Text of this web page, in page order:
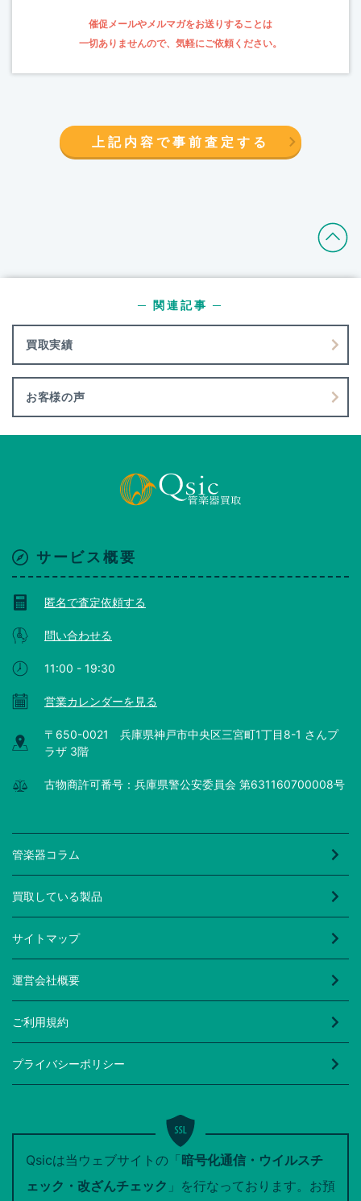
催促メールやメルマガをお送りすることは
一切ありませんので、気軽にご依頼ください。
上記内容で事前査定する
買取実績
─ 関連記事 ─
お客様の声
サービス概要
匿名で査定依頼する
問い合わせる
11:00 - 19:30
営業カレンダーを見る
〒650-0021 兵庫県神戸市中央区三宮町1丁目8-1 さんプ
ラザ 3階
古物商許可番号：兵庫県警公安委員会 第631160700008号
管楽器コラム
買取している製品
サイトマップ
運営会社概要
ご利用規約
プライバシーポリシー
Qsicは当ウェブサイトの「暗号化通信・ウイルスチ
ェック・改ざんチェック 」を行なっております。お預